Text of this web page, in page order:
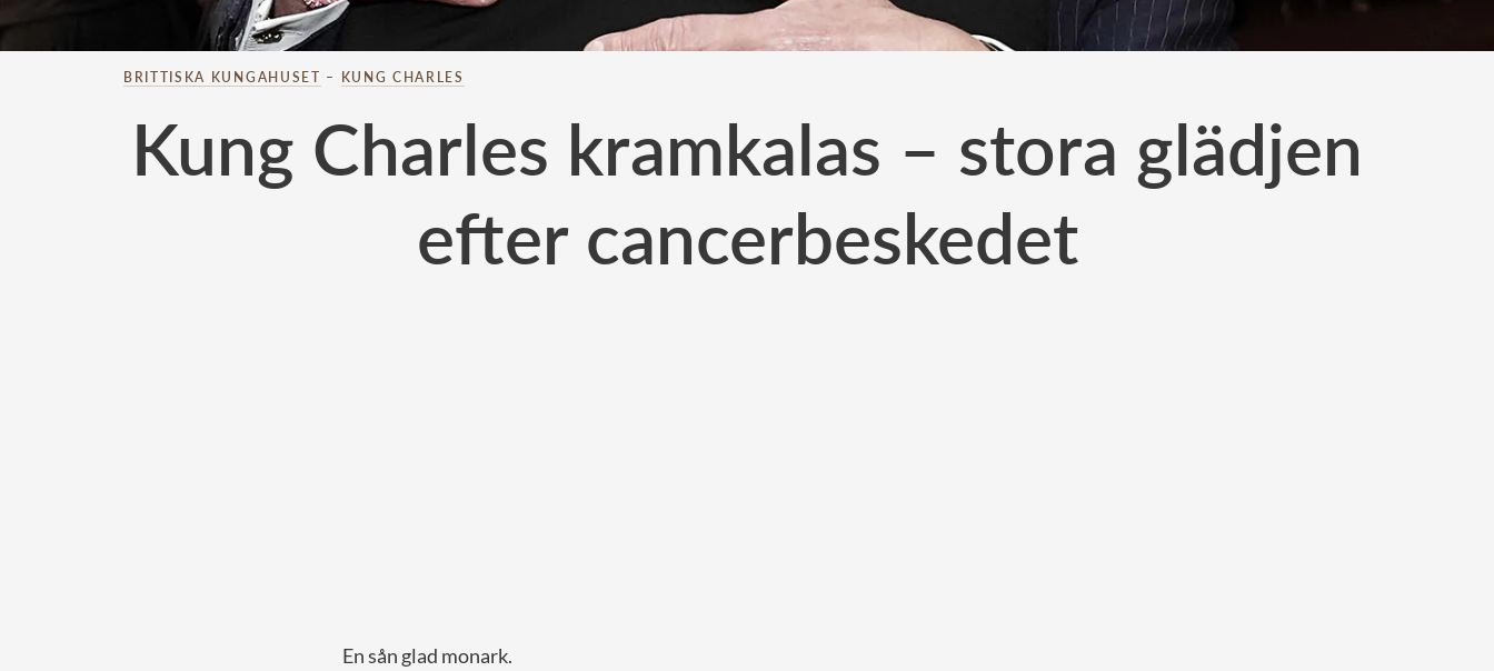
BRITTISKA KUNGAHUSET – KUNG CHARLES
Kung Charles kramkalas – stora glädjen
efter cancerbeskedet
En sån glad monark.